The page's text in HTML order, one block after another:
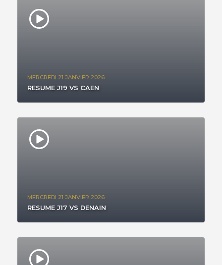
MERCREDI 21 JANVIER 2026
RESUME J19 VS CAEN
MERCREDI 21 JANVIER 2026
RESUME J17 VS DENAIN